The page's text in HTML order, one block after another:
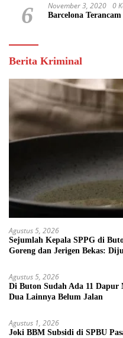
6 November 3, 2020 0
Barcelona
Berita Kriminal
Agustus 5, 2026
Sejumlah Kepala SPPG di
Goreng dan Jerigen Bekas:
Agustus 5, 2026
Di Buton Sudah Ada 11 Dapur
Dua Lainnya Belum Jalan
Agustus 1, 2026
Joki BBM Subsidi di SPBU